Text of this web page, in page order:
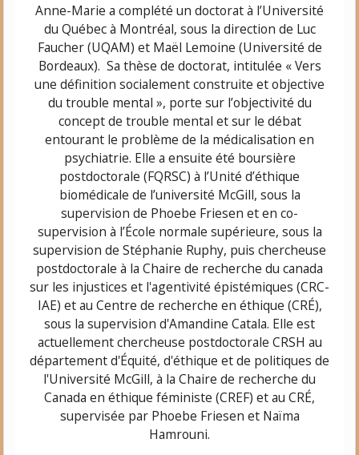
Anne-Marie a complété un doctorat à l’Université
du Québec à Montréal, sous la direction de Luc
Faucher (UQAM) et Maël Lemoine (Université de
Bordeaux). Sa thèse de doctorat, intitulée « Vers
une définition socialement construite et objective
du trouble mental », porte sur l’objectivité du
concept de trouble mental et sur le débat
entourant le problème de la médicalisation en
psychiatrie. Elle a ensuite été boursière
postdoctorale (FQRSC) à l’Unité d’éthique
biomédicale de l’université McGill, sous la
supervision de Phoebe Friesen et en co-
supervision à l’École normale supérieure, sous la
supervision de Stéphanie Ruphy, puis chercheuse
postdoctorale à la Chaire de recherche du canada
sur les injustices et l'agentivité épistémiques (CRC-
IAE) et au Centre de recherche en éthique (CRÉ),
sous la supervision d'Amandine Catala. Elle est
actuellement chercheuse postdoctorale CRSH au
département d'Équité, d'éthique et de politiques de
l'Université McGill, à la Chaire de recherche du
Canada en éthique féministe (CREF) et au CRÉ,
supervisée par Phoebe Friesen et Naïma
Hamrouni.